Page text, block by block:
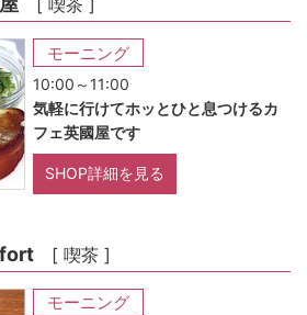
[ 喫茶 ]
モーニング
10:00～11:00
気軽に行けてホッとひと息つけるカ
フェ英國屋です
SHOP詳細を見る
[ 喫茶 ]
モーニング